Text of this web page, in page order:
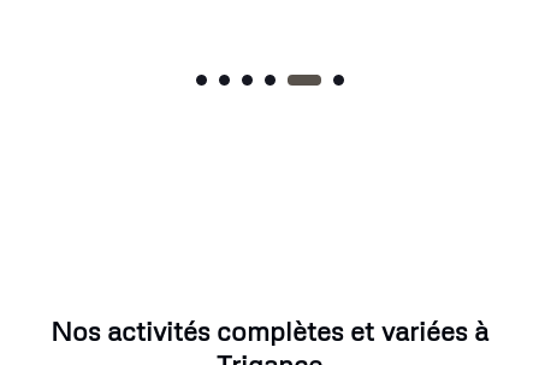
Nos activités complètes et variées à